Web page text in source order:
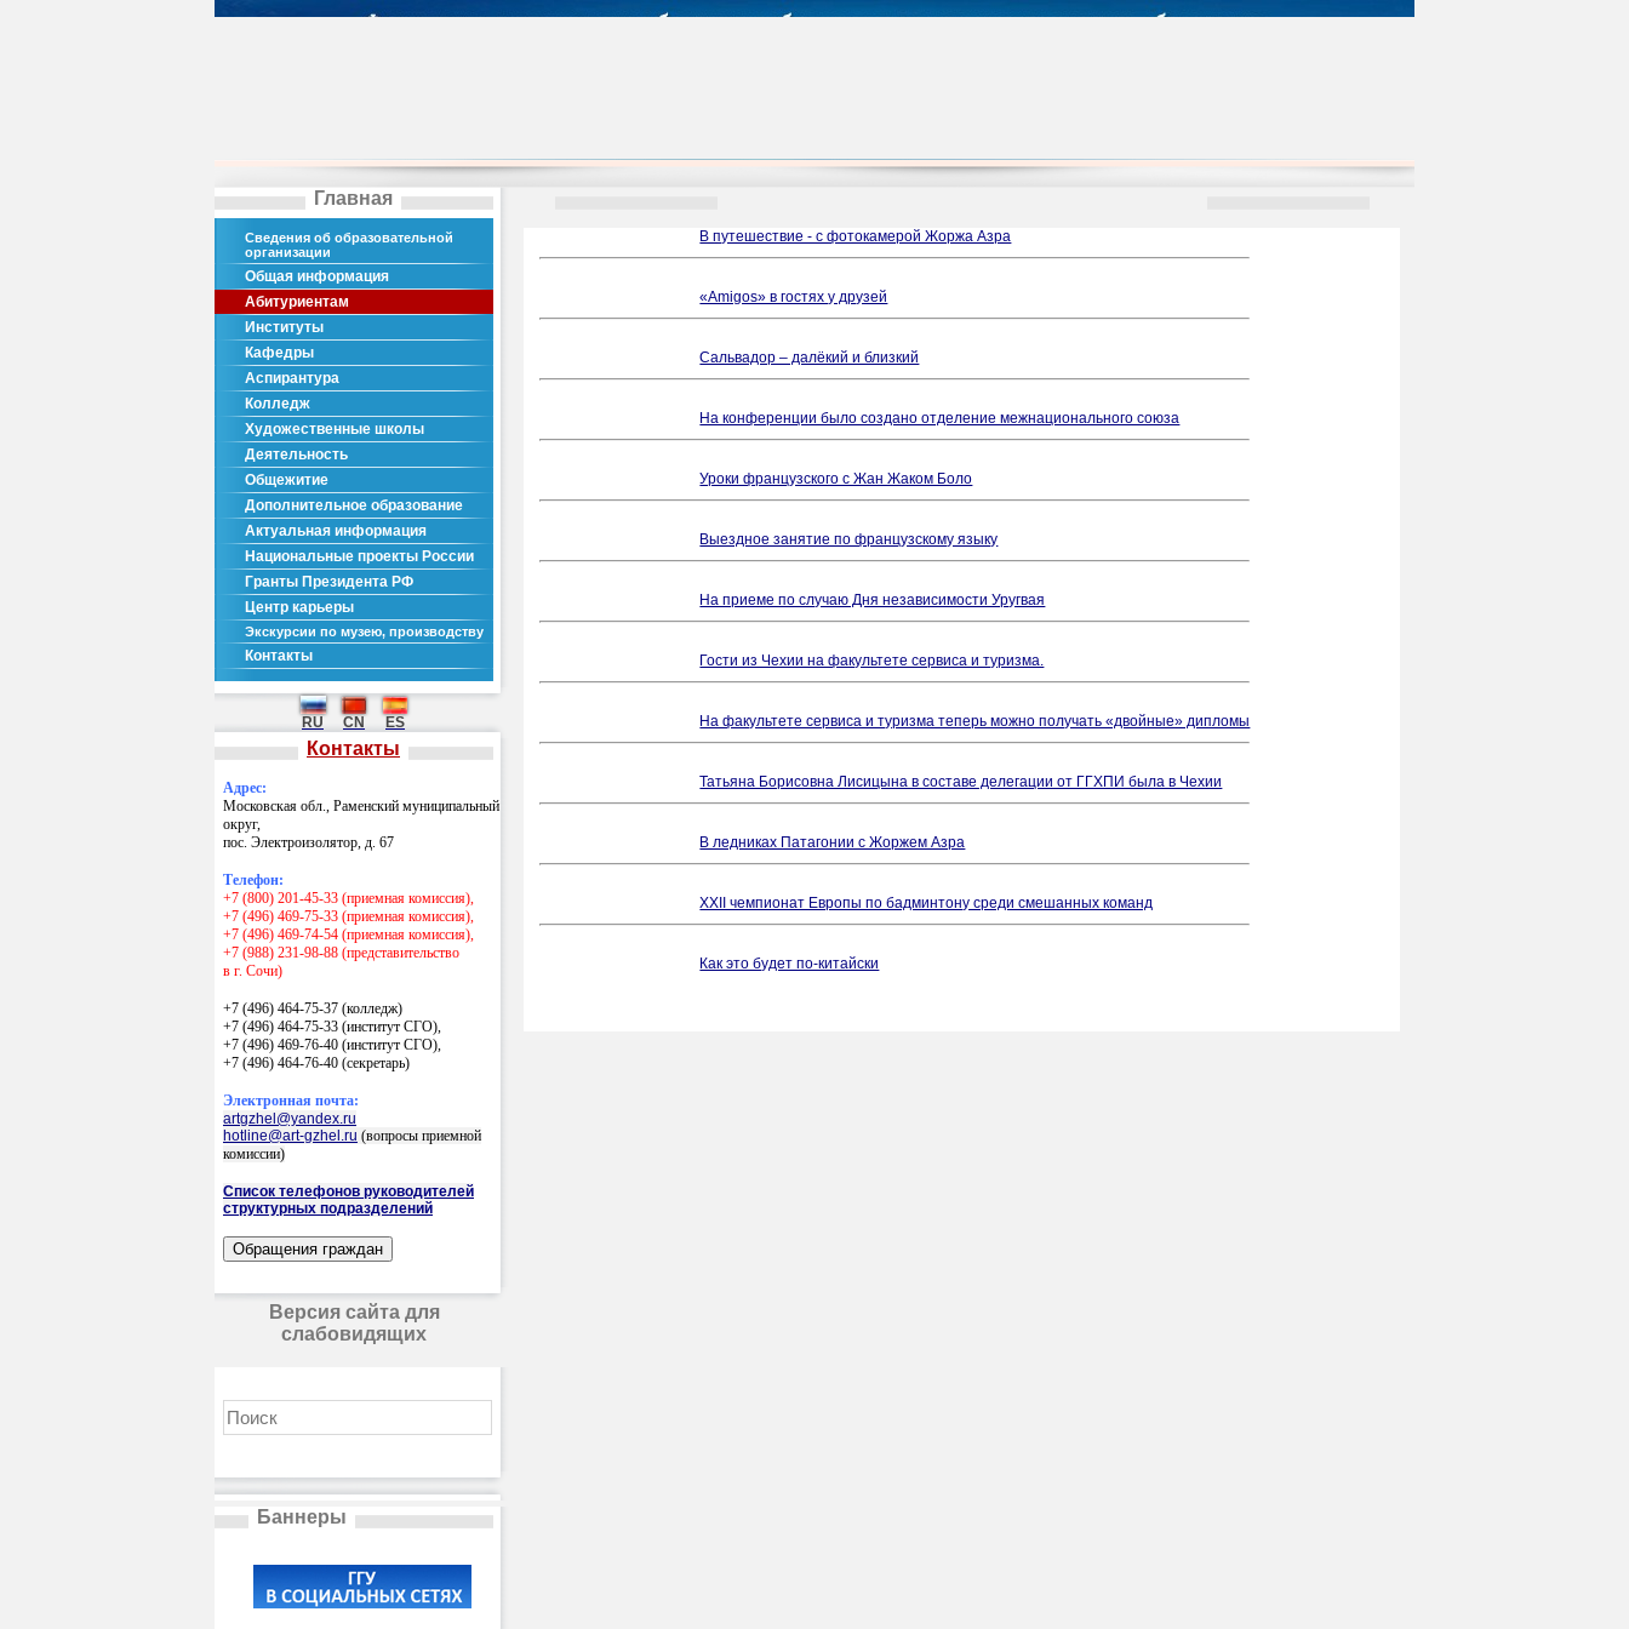
Главная
Сведения об образовательной
организации
Общая информация
Абитуриентам
Институты
Кафедры
Аспирантура
Колледж
Художественные школы
Деятельность
Общежитие
Дополнительное образование
Актуальная информация
Национальные проекты России
Гранты Президента РФ
Центр карьеры
Экскурсии по музею, производству
Контакты
RU CN ES
Контакты
Адрес:
Московская обл., Раменский муниципальный
округ,
пос. Электроизолятор, д. 67
Телефон:
+7 (800) 201-45-33 (приемная комиссия),
+7 (496) 469-75-33 (приемная комиссия),
+7 (496) 469-74-54 (приемная комиссия),
+7 (988) 231-98-88 (представительство
в г. Сочи)
+7 (496) 464-75-37 (колледж)
+7 (496) 464-75-33 (институт СГО),
+7 (496) 469-76-40 (институт СГО),
+7 (496) 464-76-40 (секретарь)
Электронная почта:
artgzhel@yandex.ru
hotline@art-gzhel.ru (вопросы приемной
комиссии)
Список телефонов руководителей
структурных подразделений
Версия сайта для
слабовидящих
Баннеры
В путешествие - с фотокамерой Жоржа Азра
«Аmigos» в гостях у друзей
Сальвадор – далёкий и близкий
На конференции было создано отделение межнационального союза
Уроки французского с Жан Жаком Боло
Выездное занятие по французскому языку
На приеме по случаю Дня независимости Уругвая
Гости из Чехии на факультете сервиса и туризма.
На факультете сервиса и туризма теперь можно получать «двойные» дипломы
Татьяна Борисовна Лисицына в составе делегации от ГГХПИ была в Чехии
В ледниках Патагонии с Жоржем Азра
ХХII чемпионат Европы по бадминтону среди смешанных команд
Как это будет по-китайски